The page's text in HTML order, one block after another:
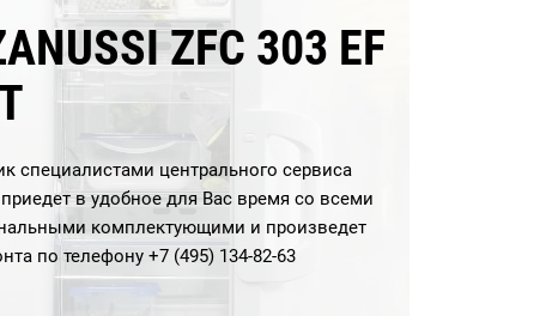
ZFC 303 EF
специалистами центрального сервиса
в удобное для Вас время со всеми
комплектующими и произведет
по телефону +7 (495) 134-82-63